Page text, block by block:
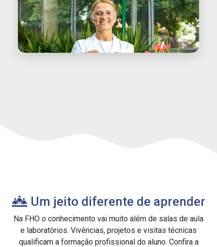
Um jeito diferente de aprender
Na FHO o conhecimento vai muito além de salas de aula
e laboratórios. Vivências, projetos e visitas técnicas
qualificam a formação profissional do aluno. Confira a